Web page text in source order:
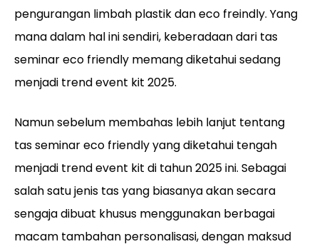
pengurangan limbah plastik dan eco freindly. Yang
mana dalam hal ini sendiri, keberadaan dari tas
seminar eco friendly memang diketahui sedang
menjadi trend event kit 2025.
Namun sebelum membahas lebih lanjut tentang
tas seminar eco friendly yang diketahui tengah
menjadi trend event kit di tahun 2025 ini. Sebagai
salah satu jenis tas yang biasanya akan secara
sengaja dibuat khusus menggunakan berbagai
macam tambahan personalisasi, dengan maksud